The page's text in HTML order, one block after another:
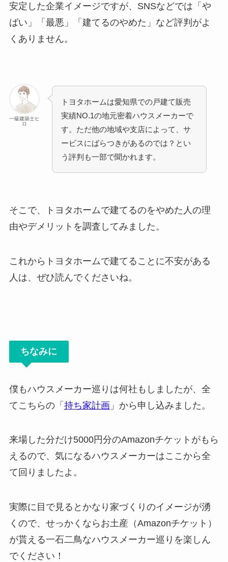
安定した企業イメージですが、SNSなどでは「や
ばい」「最悪」「建てるのやめた」など評判がよ
くありません。
一級建築士ヒ
ロ
トヨタホームは愛知県での戸建て販売
実績NO.1の地元密着ハウスメーカーで
す。ただ他の地域や支店によって、サ
ービスにばらつきがあるのでは？とい
う評判も一部で聞かれます。
そこで、トヨタホームで建てるのをやめた人の理
由やデメリットを調査してみました。
これからトヨタホームで建てることに不安がある
人は、ぜひ読んでくださいね。
ちなみに
僕もハウスメーカー巡りは何社もしましたが、全
てこちらの「 持ち家計画」から申し込みました。
来場した分だけ5000円分のAmazonチケットがもら
えるので、気になるハウスメーカーはここから全
て回りましたよ。
実際に目で見るとかなり家づくりのイメージが湧
くので、せっかくならお土産（Amazonチケット）
が貰える一石二鳥なハウスメーカー巡りを楽しん
でください！